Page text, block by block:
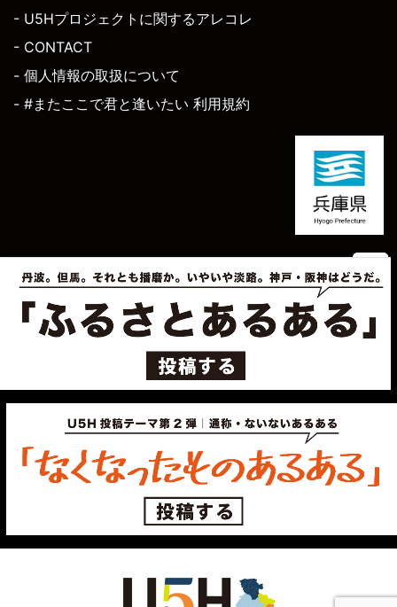
- U5Hプロジェクトに関するアレコレ
- CONTACT
- 個人情報の取扱について
- #またここで君と逢いたい 利用規約